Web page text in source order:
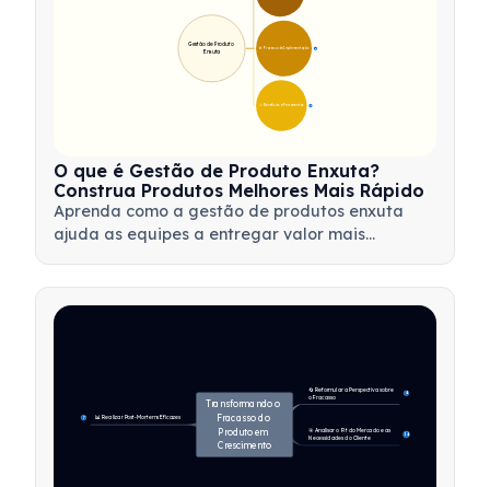
🛠️ Processo de Implementação
💡 Benefícios e Ferramentas
Gestão de Produto
Enxuta
O que é Gestão de Produto Enxuta?
Construa Produtos Melhores Mais Rápido
Aprenda como a gestão de produtos enxuta
ajuda as equipes a entregar valor mais
que é mais importante.
🔄 Reformular a Perspectiva sobre
o Fracasso
4
📊 Realizar Post-Mortems Eficazes
7
🎯 Analisar o Fit do Mercado e as
Necessidades do Cliente
14
Transformando o
Fracasso do
Produto em
Crescimento